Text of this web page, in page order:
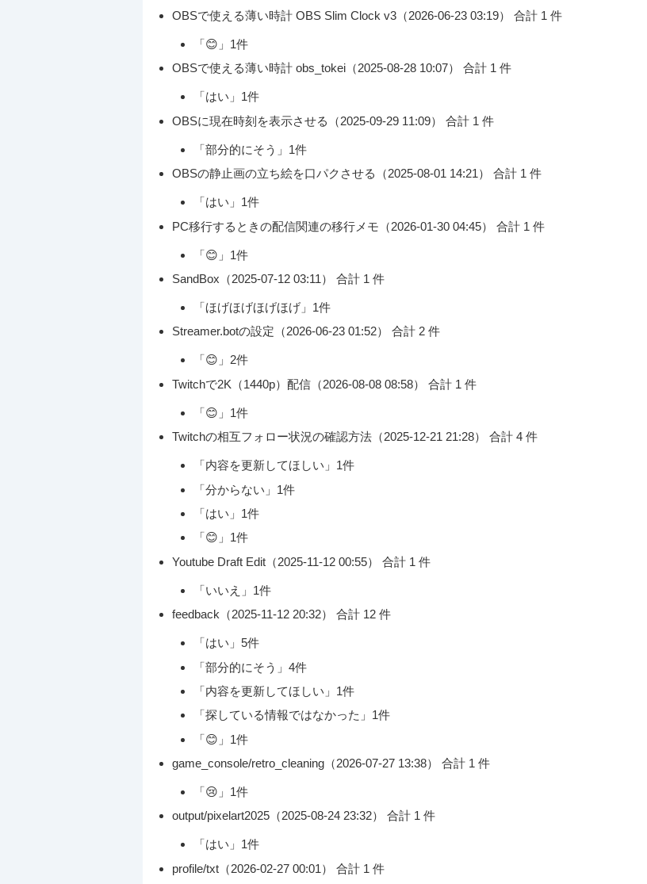
OBSで使える薄い時計 OBS Slim Clock v3（2026-06-23 03:19） 合計 1 件
「😊」1件
OBSで使える薄い時計 obs_tokei（2025-08-28 10:07） 合計 1 件
「はい」1件
OBSに現在時刻を表示させる（2025-09-29 11:09） 合計 1 件
「部分的にそう」1件
OBSの静止画の立ち絵を口パクさせる（2025-08-01 14:21） 合計 1 件
「はい」1件
PC移行するときの配信関連の移行メモ（2026-01-30 04:45） 合計 1 件
「😊」1件
SandBox（2025-07-12 03:11） 合計 1 件
「ほげほげほげほげ」1件
Streamer.botの設定（2026-06-23 01:52） 合計 2 件
「😊」2件
Twitchで2K（1440p）配信（2026-08-08 08:58） 合計 1 件
「😊」1件
Twitchの相互フォロー状況の確認方法（2025-12-21 21:28） 合計 4 件
「内容を更新してほしい」1件
「分からない」1件
「はい」1件
「😊」1件
Youtube Draft Edit（2025-11-12 00:55） 合計 1 件
「いいえ」1件
feedback（2025-11-12 20:32） 合計 12 件
「はい」5件
「部分的にそう」4件
「内容を更新してほしい」1件
「探している情報ではなかった」1件
「😊」1件
game_console/retro_cleaning（2026-07-27 13:38） 合計 1 件
「😢」1件
output/pixelart2025（2025-08-24 23:32） 合計 1 件
「はい」1件
profile/txt（2026-02-27 00:01） 合計 1 件